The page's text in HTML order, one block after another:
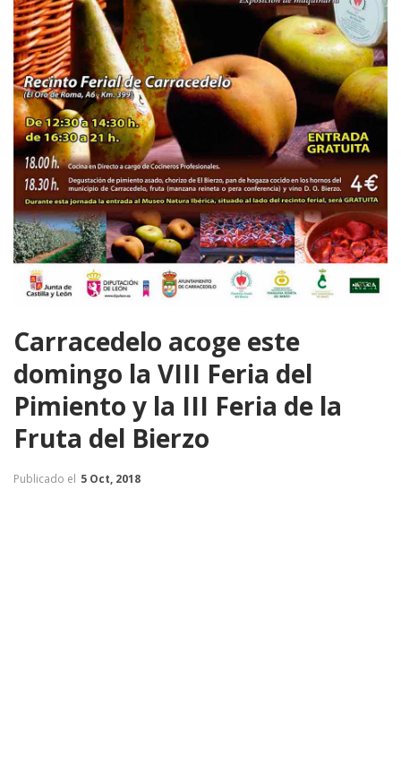
Carracedelo acoge este
domingo la VIII Feria del
Pimiento y la III Feria de la
Fruta del Bierzo
Publicado el 5 Oct, 2018